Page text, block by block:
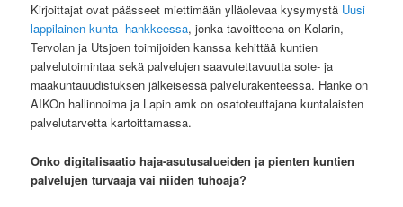
Kirjoittajat ovat päässeet miettimään ylläolevaa kysymystä Uusi
lappilainen kunta -hankkeessa, jonka tavoitteena on Kolarin,
Tervolan ja Utsjoen toimijoiden kanssa kehittää kuntien
palvelutoimintaa sekä palvelujen saavutettavuutta sote- ja
maakuntauudistuksen jälkeisessä palvelurakenteessa. Hanke on
AIKOn hallinnoima ja Lapin amk on osatoteuttajana kuntalaisten
palvelutarvetta kartoittamassa.
Onko digitalisaatio haja-asutusalueiden ja pienten kuntien
palvelujen turvaaja vai niiden tuhoaja?